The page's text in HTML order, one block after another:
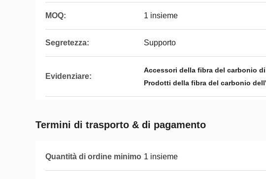
MOQ: 1 insieme
Segretezza: Supporto
Evidenziare:
Accessori della fibra del carbonio
Prodotti della fibra del carbonio
Termini di trasporto & di pagamento
Quantità di ordine minimo 1 insieme